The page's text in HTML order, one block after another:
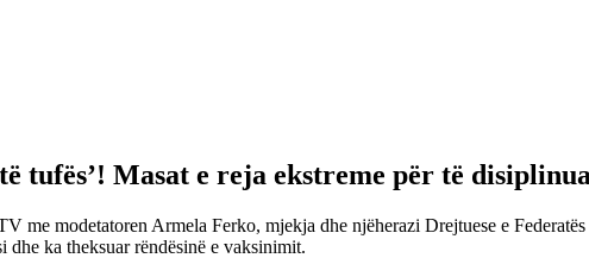
Masat e reja ekstreme për të
me modetatoren Armela Ferko, mjekja dhe njëherazi Drejtuese e
ka theksuar rëndësinë e vaksinimit.